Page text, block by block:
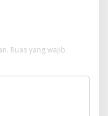
Ruas yang wajib